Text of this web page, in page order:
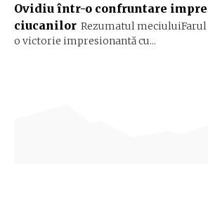
Ovidiu într-o confruntare
ciucanilor Rezumatul meciuluiFarul
o victorie impresionantă cu...